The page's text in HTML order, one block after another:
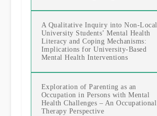
A Qualitative Inquiry into Non-Local
University Students’ Mental Health
Literacy and Coping Mechanisms:
Implications for University-Based
Mental Health Interventions
Exploration of Parenting as an
Occupation in Persons with Mental
Health Challenges – An Occupational
Therapy Perspective